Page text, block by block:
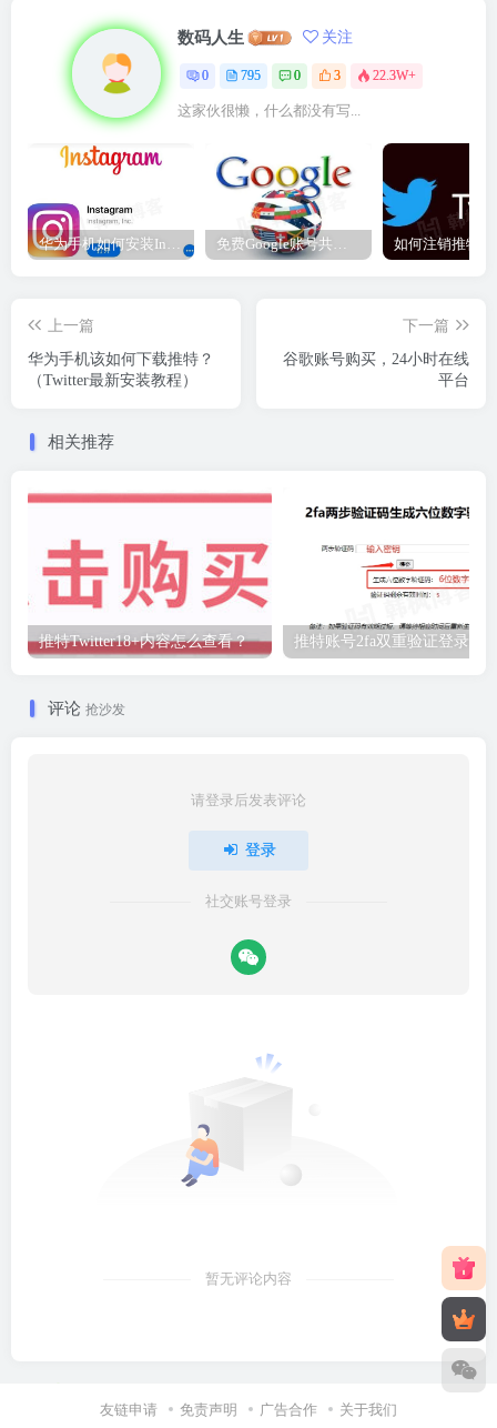
数码人生 关注
0 795 0 3 22.3W+
这家伙很懒，什么都没有写...
上一篇
华为手机该如何下载推特？
（Twitter最新安装教程）
下一篇
谷歌账号购买，24小时在线
平台
相关推荐
推特Twitter18+内容怎么查看？ 推特账号2fa双重验证登录教
评论 抢沙发
请登录后发表评论
登录
社交账号登录
暂无评论内容
友链申请 免责声明 广告合作 关于我们